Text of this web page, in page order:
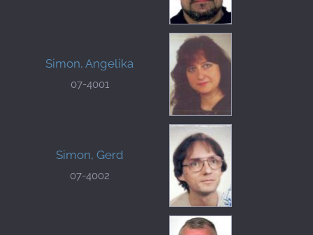
Simon, Angelika
07-4001
Simon, Gerd
07-4002